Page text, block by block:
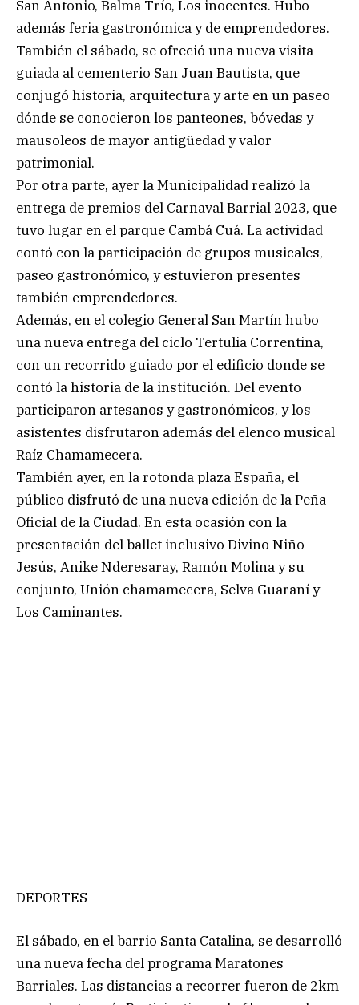
San Antonio, Balma Trío, Los inocentes. Hubo
además feria gastronómica y de emprendedores.
También el sábado, se ofreció una nueva visita
guiada al cementerio San Juan Bautista, que
conjugó historia, arquitectura y arte en un paseo
dónde se conocieron los panteones, bóvedas y
mausoleos de mayor antigüedad y valor
patrimonial.
Por otra parte, ayer la Municipalidad realizó la
entrega de premios del Carnaval Barrial 2023, que
tuvo lugar en el parque Cambá Cuá. La actividad
contó con la participación de grupos musicales,
paseo gastronómico, y estuvieron presentes
también emprendedores.
Además, en el colegio General San Martín hubo
una nueva entrega del ciclo Tertulia Correntina,
con un recorrido guiado por el edificio donde se
contó la historia de la institución. Del evento
participaron artesanos y gastronómicos, y los
asistentes disfrutaron además del elenco musical
Raíz Chamamecera.
También ayer, en la rotonda plaza España, el
público disfrutó de una nueva edición de la Peña
Oficial de la Ciudad. En esta ocasión con la
presentación del ballet inclusivo Divino Niño
Jesús, Anike Nderesaray, Ramón Molina y su
conjunto, Unión chamamecera, Selva Guaraní y
Los Caminantes.
DEPORTES
El sábado, en el barrio Santa Catalina, se desarrolló
una nueva fecha del programa Maratones
Barriales. Las distancias a recorrer fueron de 2km